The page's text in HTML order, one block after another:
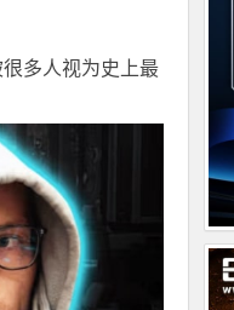
多人视为史上最